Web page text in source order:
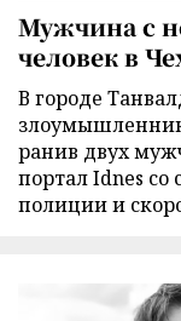
Мужчина с
человек в
В городе
ранив двух
портал Idnes со
полиции и